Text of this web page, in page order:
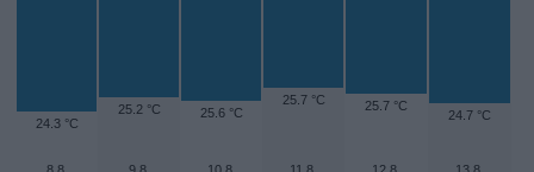
24.3 °C
25.2 °C 25.6 °C
25.7 °C 25.7 °C
24.7 °C